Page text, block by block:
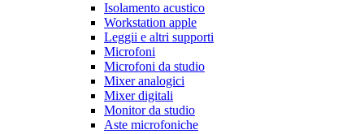
Isolamento acustico
Workstation apple
Leggii e altri supporti
Microfoni
Microfoni da studio
Mixer analogici
Mixer digitali
Monitor da studio
Aste microfoniche